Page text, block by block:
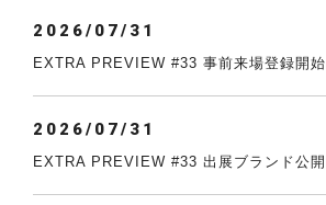
2026/07/31
EXTRA PREVIEW #33 事前来場登録開始
2026/07/31
EXTRA PREVIEW #33 出展ブランド公開